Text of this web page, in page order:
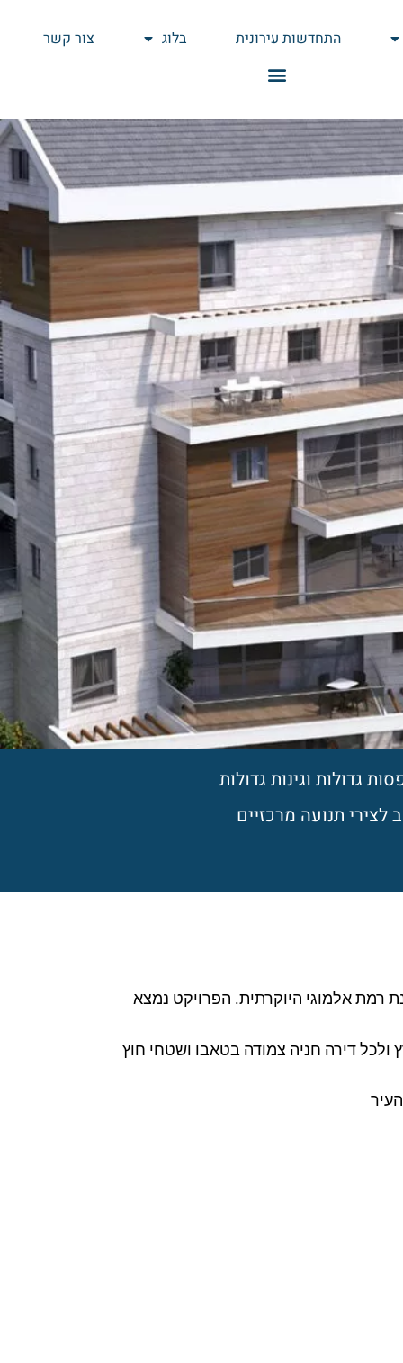
התחדשות עירונית בלוג צור קשר
גדולות וגינות גדולות
לצירי תנועה מרכזיים
רמת אלמוגי היוקרתית. הפרויקט נמצא
ומפרץ ולכל דירה חניה צמודה בטאבו ושטחי חוץ